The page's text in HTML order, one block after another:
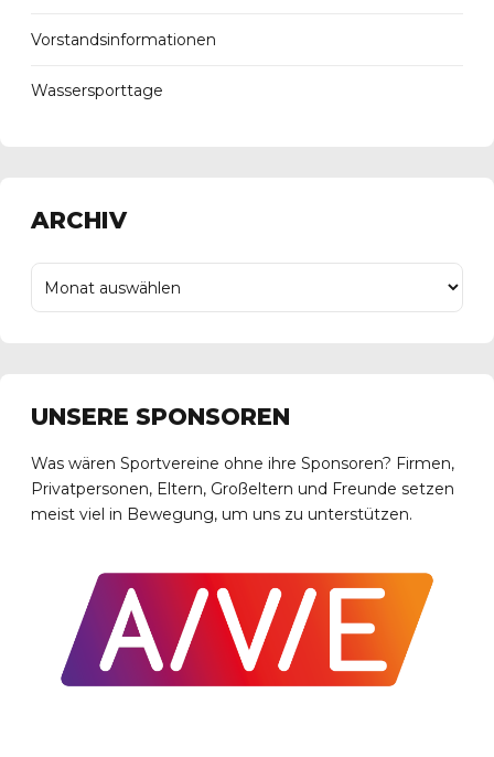
Vorstandsinformationen
Wassersporttage
ARCHIV
UNSERE SPONSOREN
Was wären Sportvereine ohne ihre Sponsoren? Firmen,
Privatpersonen, Eltern, Großeltern und Freunde setzen
meist viel in Bewegung, um uns zu unterstützen.